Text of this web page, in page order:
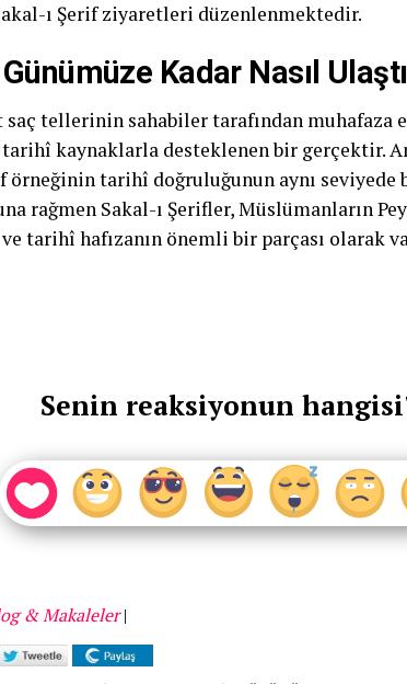
ı Şerif ziyaretleri düzenlenmektedir.
Kadar Nasıl
saç tellerinin sahabiler tarafından muhafaza
tarihî kaynaklarla desteklenen bir gerçektir.
örneğinin tarihî doğruluğunun aynı
rağmen Sakal-ı Şerifler, Müslümanların
tarihî hafızanın önemli bir parçası olarak
Senin reaksiyonun
& Makaleler |